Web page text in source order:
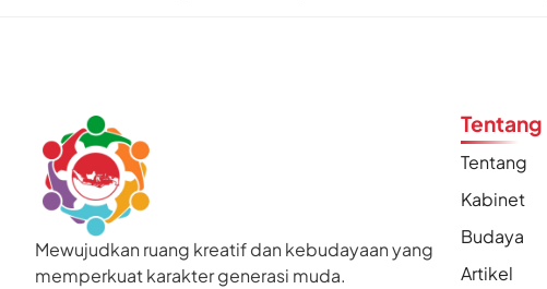
Mewujudkan ruang kreatif dan kebudayaan yang
memperkuat karakter generasi muda.
Tentang
Tentang
Kabinet
Budaya
Artikel